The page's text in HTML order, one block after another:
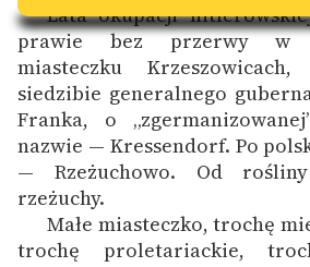
Lektury szkolne i klasyka
literatury do słuchania dla
uczennic i uczniów z
niepełnosprawnościami
E-kolekcja lektur
szkolnych i literatury do
słuchania dla uczennic i
uczniów z
niepełnosprawnościami
Lata okupacji
prawie bez przerwy w
miasteczku Krzeszowicach,
siedzibie generalnego
Franka, o
nazwie — Kressendorf. Po
— Rzeżuchowo. Od
rzeżuchy.
Małe miasteczko, trochę
trochę proletariackie,